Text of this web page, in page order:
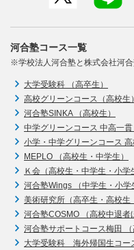
河合塾コース一覧
※学校法人河合塾と株式会社河合
大学受験科 （高卒生）
高校グリーンコース（高校生）
河合塾SINKA （高校生）
中学グリーンコース 中高一貫
小学・中学グリーンコース 高
MEPLO （高校生・中学生）
Ｋ会（高校生・中学生・小学
河合塾Wings （中学生・小学
美術研究所（高卒生・高校生
河合塾COSMO （高校中退者
河合塾サポートコース梅田 （
大学受験科 海外帰国生コー